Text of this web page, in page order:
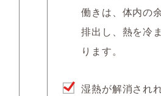
働きは、体内の
排出し、熱を冷
ります。
湿熱が解消され